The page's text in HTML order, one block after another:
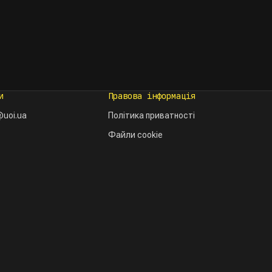
Правова інформація
Політика приватності
Файли cookie